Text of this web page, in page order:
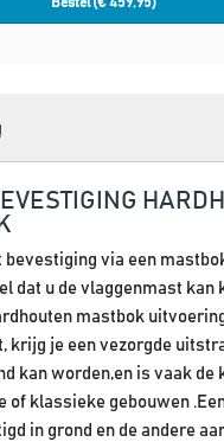
bevestiging via een
dat u de vlaggenmast kan
mastbok
krijg je een vezorgde
kan worden,en is vaak de
of klassieke gebouwen
in grond en de andere